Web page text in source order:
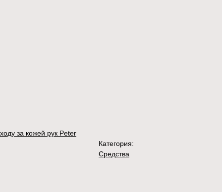
за кожей рук Peter
Категория:
Средства